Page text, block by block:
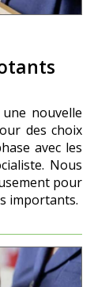
nouvelle
des choix
avec les
Nous
pour
importants.